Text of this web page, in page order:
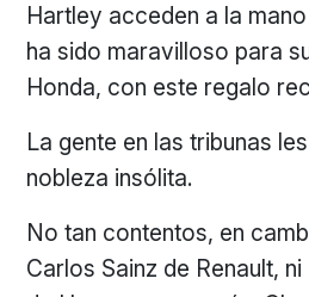
Hartley acceden a la
ha sido maravilloso para
Honda, con este regalo
La gente en las tribunas
nobleza insólita.
No tan contentos, en
Carlos Sainz de Renault,